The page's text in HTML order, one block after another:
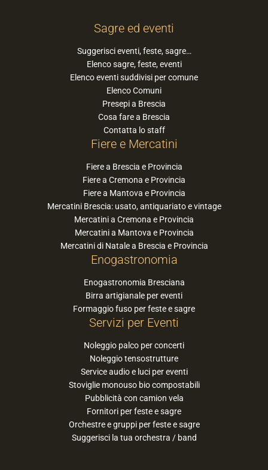
Sagre ed eventi
Suggerisci eventi, feste, sagre…
Elenco sagre, feste, eventi
Elenco eventi suddivisi per comune
Elenco Comuni
Presepi a Brescia
Cosa fare a Brescia
Contatta lo staff
Fiere e Mercatini
Fiere a Brescia e Provincia
Fiere a Cremona e Provincia
Fiere a Mantova e Provincia
Mercatini Brescia: usato, antiquariato e vintage
Mercatini a Cremona e Provincia
Mercatini a Mantova e Provincia
Mercatini di Natale a Brescia e Provincia
Enogastronomia
Enogastronomia Bresciana
Birra artigianale per eventi
Formaggio fuso per feste e sagre
Servizi per Eventi
Noleggio palco per concerti
Noleggio tensostrutture
Service audio e luci per eventi
Stoviglie monouso bio compostabili
Pubblicità con camion vela
Fornitori per feste e sagre
Orchestre e gruppi per feste e sagre
Suggerisci la tua orchestra / band